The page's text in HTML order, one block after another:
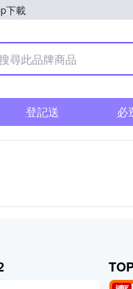
下載
物中心
登記送 必